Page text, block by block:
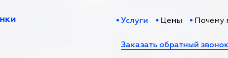
Услуги Цены Почему
Заказать обратный звонок